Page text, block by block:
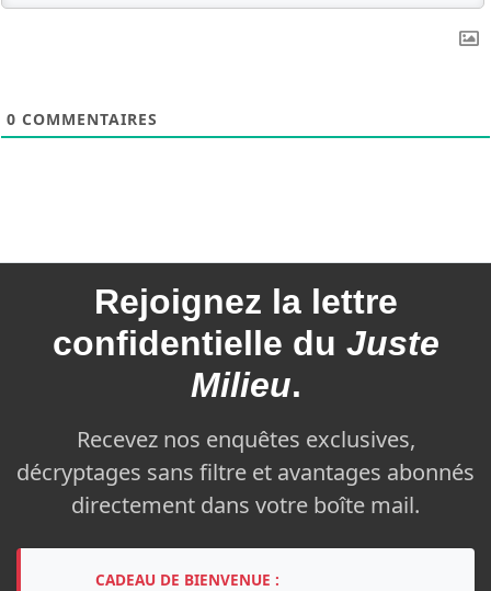
0 COMMENTAIRES
Rejoignez la lettre
confidentielle du Juste
Milieu.
Recevez nos enquêtes exclusives,
décryptages sans filtre et avantages abonnés
directement dans votre boîte mail.
CADEAU DE BIENVENUE :